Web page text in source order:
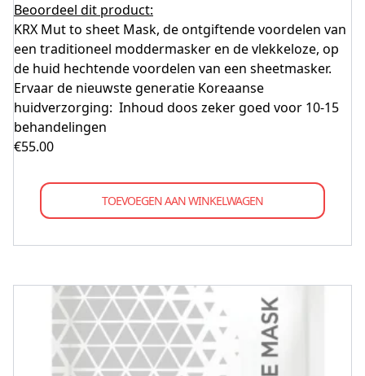
Beoordeel dit product:
KRX Mut to sheet Mask, de ontgiftende voordelen van
een traditioneel moddermasker en de vlekkeloze, op
de huid hechtende voordelen van een sheetmasker.
Ervaar de nieuwste generatie Koreaanse
huidverzorging: Inhoud doos zeker goed voor 10-15
behandelingen
€55.00
TOEVOEGEN AAN WINKELWAGEN